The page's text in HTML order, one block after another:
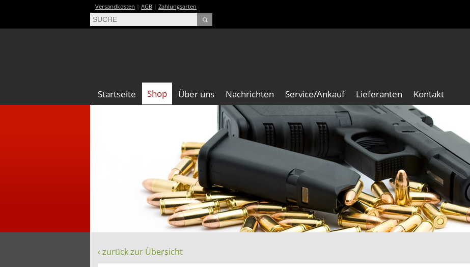
Versandkosten | AGB | Zahlungsarten
Startseite Shop Über uns Nachrichten Service/Ankauf Lieferanten Kontakt
‹ zurück zur Übersicht